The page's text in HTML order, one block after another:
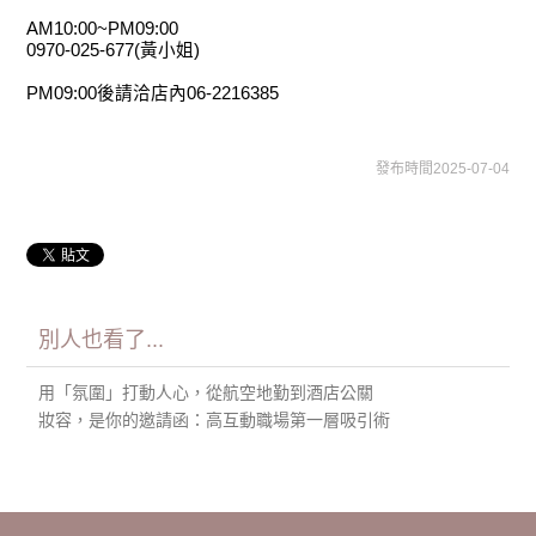
AM10:00~PM09:00
0970-025-677(黃小姐)
PM09:00後請洽店內06-2216385
發布時間2025-07-04
別人也看了...
用「氛圍」打動人心，從航空地勤到酒店公關
妝容，是你的邀請函：高互動職場第一層吸引術